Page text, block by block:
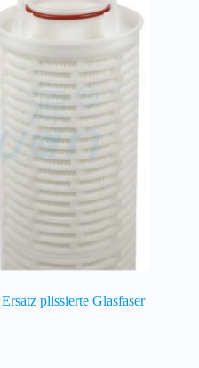
plissierte Glasfaser